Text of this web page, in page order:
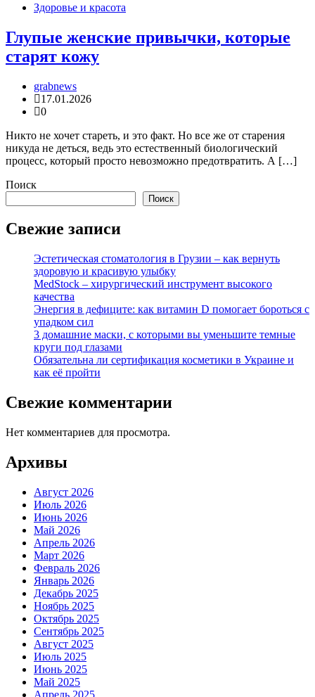
Здоровье и красота
Глупые женские привычки, которые
старят кожу
grabnews
17.01.2026
0
Никто не хочет стареть, и это факт. Но все же от старения
никуда не деться, ведь это естественный биологический
процесс, который просто невозможно предотвратить. А […]
Поиск
Поиск
Свежие записи
Эстетическая стоматология в Грузии – как вернуть
здоровую и красивую улыбку
MedStock – хирургический инструмент высокого
качества
Энергия в дефиците: как витамин D помогает бороться с
упадком сил
3 домашние маски, с которыми вы уменьшите темные
круги под глазами
Обязательна ли сертификация косметики в Украине и
как её пройти
Свежие комментарии
Нет комментариев для просмотра.
Архивы
Август 2026
Июль 2026
Июнь 2026
Май 2026
Апрель 2026
Март 2026
Февраль 2026
Январь 2026
Декабрь 2025
Ноябрь 2025
Октябрь 2025
Сентябрь 2025
Август 2025
Июль 2025
Июнь 2025
Май 2025
Апрель 2025